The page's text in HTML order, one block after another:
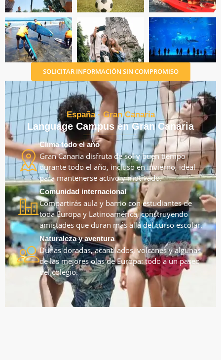
SOLICITAR INFORMACIÓN SIN COMPROMISO
España · Gran Canaria
Language Campus en Gran Canaria
Clima todo el año
Gran Canaria disfruta de sol y buen tiempo
durante todo el año, incluso en invierno, ideal
para mantenerse activo y motivado.
Comunidad internacional
Compartirás aula y barrio con estudiantes de
toda Europa y Latinoamérica, construyendo
amistades que duran más allá del curso escolar.
Naturaleza y aventura
Dunas doradas, acantilados, volcanes y algunas
de las mejores olas de Europa: todo a un paseo
del colegio.